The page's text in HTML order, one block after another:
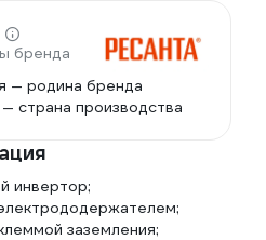
бренда
— родина бренда
страна производства
инвертор;
заземления;